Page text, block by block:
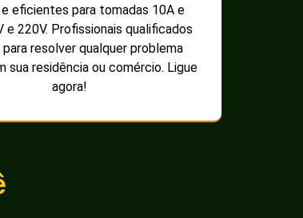
eficientes para tomadas 10A e
e 220V. Profissionais qualificados
resolver qualquer problema
sua residência ou comércio. Ligue
agora!